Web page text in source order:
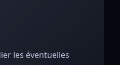
les éventuelles